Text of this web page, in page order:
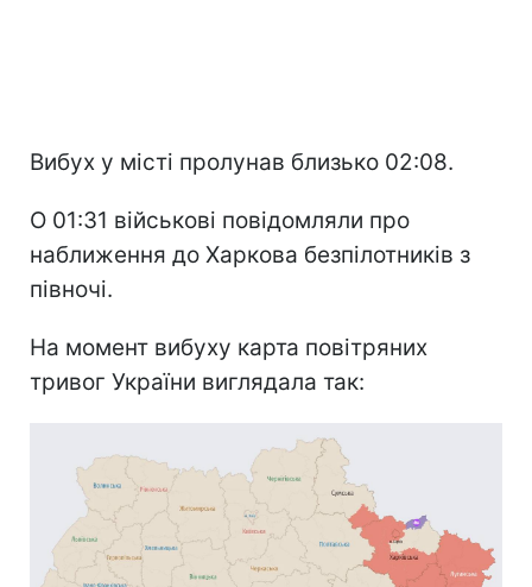
Вибух у місті пролунав близько 02:08.
О 01:31 військові повідомляли про
наближення до Харкова безпілотників з
півночі.
На момент вибуху карта повітряних
тривог України виглядала так: